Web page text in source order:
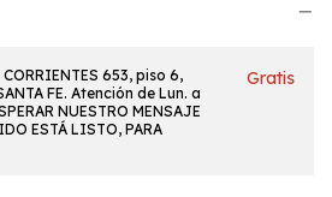
653, piso 6,
FE. Atención de Lun. a
NUESTRO MENSAJE
ESTÁ LISTO, PARA
Gratis